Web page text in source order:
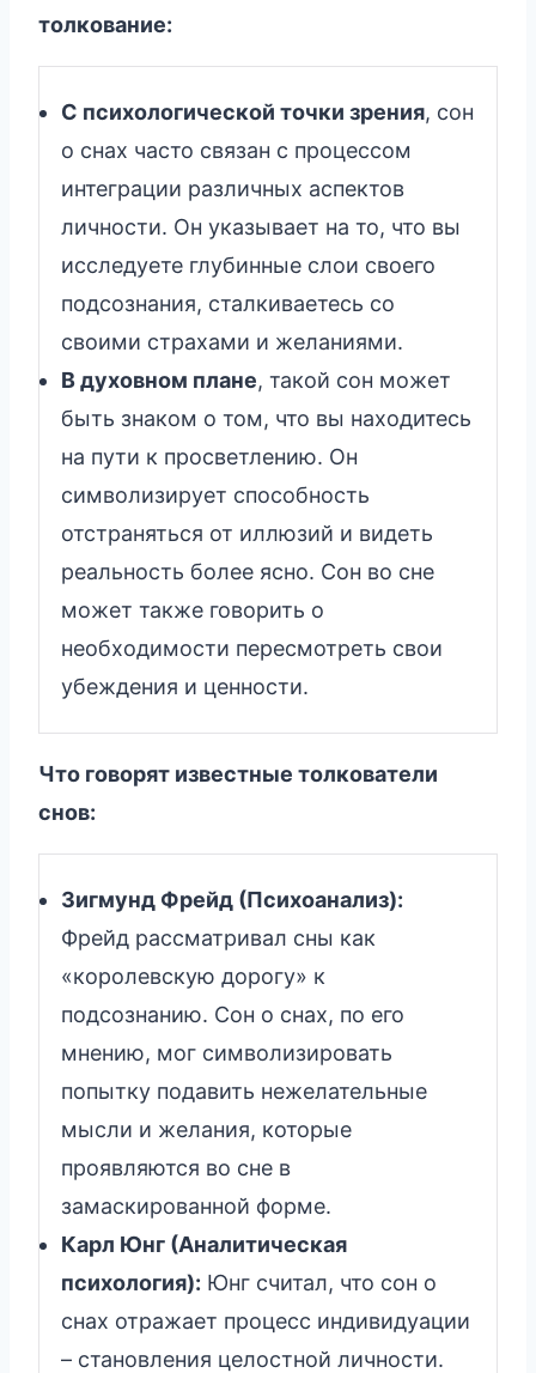
толкование:
С психологической точки зрения, сон
о снах часто связан с процессом
интеграции различных аспектов
личности. Он указывает на то, что вы
исследуете глубинные слои своего
подсознания, сталкиваетесь со
своими страхами и желаниями.
В духовном плане, такой сон может
быть знаком о том, что вы находитесь
на пути к просветлению. Он
символизирует способность
отстраняться от иллюзий и видеть
реальность более ясно. Сон во сне
может также говорить о
необходимости пересмотреть свои
убеждения и ценности.
Что говорят известные толкователи
снов:
Зигмунд Фрейд (Психоанализ):
Фрейд рассматривал сны как
«королевскую дорогу» к
подсознанию. Сон о снах, по его
мнению, мог символизировать
попытку подавить нежелательные
мысли и желания, которые
проявляются во сне в
замаскированной форме.
Карл Юнг (Аналитическая
психология): Юнг считал, что сон о
снах отражает процесс индивидуации
– становления целостной личности.